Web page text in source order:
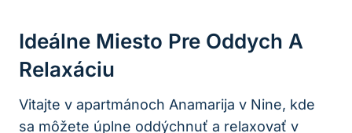
Ideálne Miesto Pre Oddych A
Relaxáciu
Vitajte v apartmánoch Anamarija v Nine, kde
sa môžete úplne oddýchnuť a relaxovať v